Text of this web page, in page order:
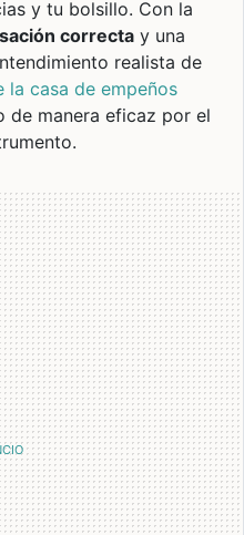
y tu bolsillo. Con la
correcta y una
realista de
la casa de empeños
de manera eficaz por el